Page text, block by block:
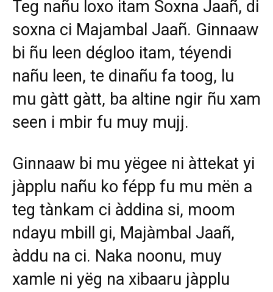
Teg nañu loxo itam Soxna Jaañ, di
soxna ci Majambal Jaañ. Ginnaaw
bi ñu leen dégloo itam, téyendi
nañu leen, te dinañu fa toog, lu
mu gàtt gàtt, ba altine ngir ñu xam
seen i mbir fu muy mujj.
Ginnaaw bi mu yëgee ni àttekat yi
jàpplu nañu ko fépp fu mu mën a
teg tànkam ci àddina si, moom
ndayu mbill gi, Majàmbal Jaañ,
àddu na ci. Naka noonu, muy
xamle ni yëg na xibaaru jàpplu